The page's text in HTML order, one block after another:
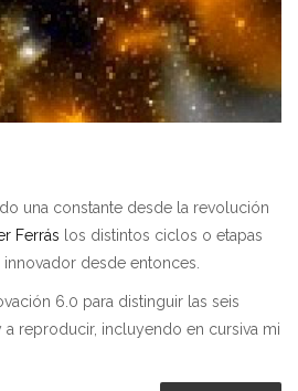
una constante desde la revolución
Ferrás los distintos ciclos o etapas
desde entonces.
6.0 para distinguir las seis
reproducir, incluyendo en cursiva mi